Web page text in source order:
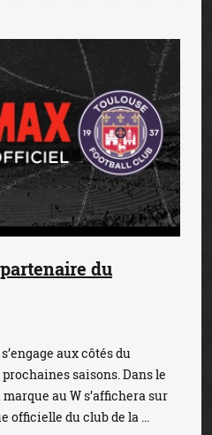
du
aux côtés du
saisons. Dans le
au W s’affichera sur
officielle du club de la ...